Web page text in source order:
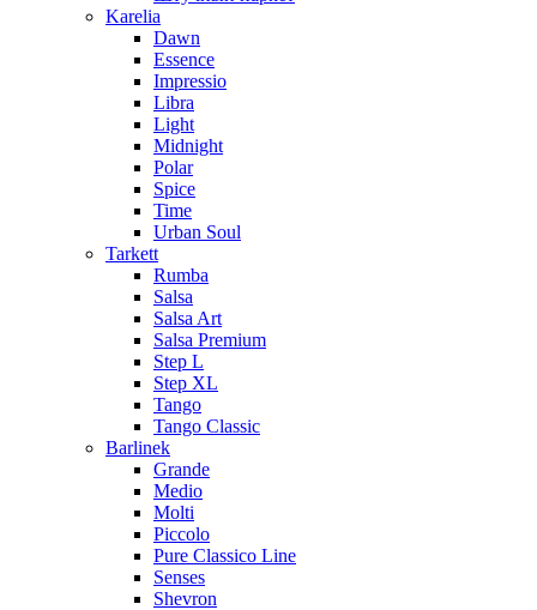
Karelia
Dawn
Essence
Impressio
Libra
Light
Midnight
Polar
Spice
Time
Urban Soul
Tarkett
Rumba
Salsa
Salsa Art
Salsa Premium
Step L
Step XL
Tango
Tango Classic
Barlinek
Grande
Medio
Molti
Piccolo
Pure Classico Line
Senses
Shevron